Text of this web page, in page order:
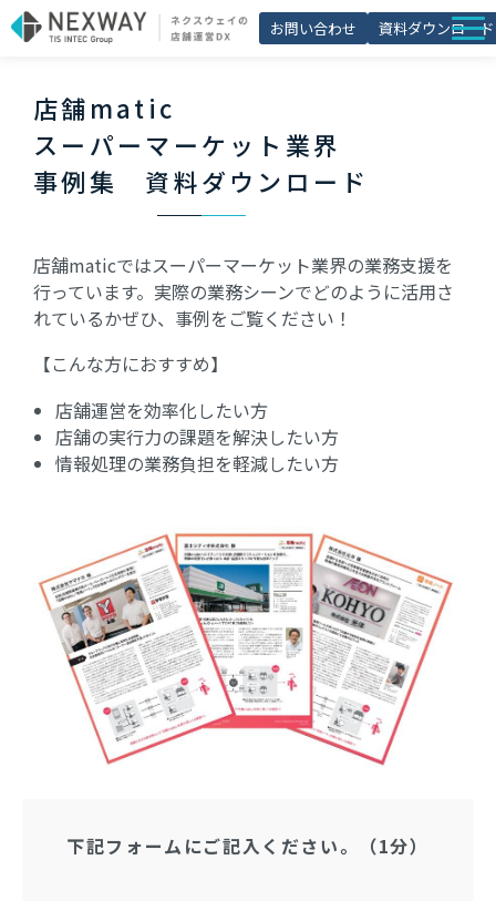
お問い合わせ 資料ダウンロード
ブログ
セミナー
よくあるご質問
お役立ち資料一覧
店舗matic
スーパーマーケット業界
事例集　資料ダウンロード
店舗maticではスーパーマーケット業界の業務支援を
行っています。実際の業務シーンでどのように活用さ
れているかぜひ、事例をご覧ください！
【こんな方におすすめ】
店舗運営を効率化したい方
店舗の実行力の課題を解決したい方
情報処理の業務負担を軽減したい方
下記フォームにご記入ください。（1分）